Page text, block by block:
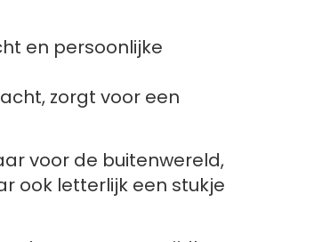
en persoonlijke
zorgt voor een
voor de buitenwereld,
ook letterlijk een stukje